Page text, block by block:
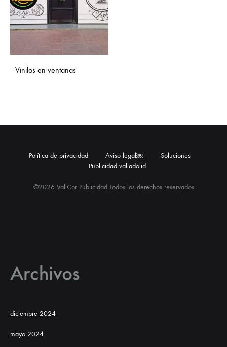
Vinilos en ventanas
©2026 VallCor Publicidad Todos los derechos reservados
Política de privacidad Aviso legal￼
Soluciones
Publicidad valladolid
Archivos
diciembre 2024
mayo 2024